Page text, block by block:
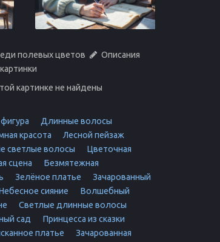
полевых цветов
Описания
картинки
картинке не найдены
Длинные волосы
красота
Лесной пейзаж
светлые волосы
Цветочная
сцена
Безмятежная
Зелёное платье
Зачарованный
сияние
Волшебный
Светлые длинные волосы
сад
Принцесса из сказки
платье
Зачарованная